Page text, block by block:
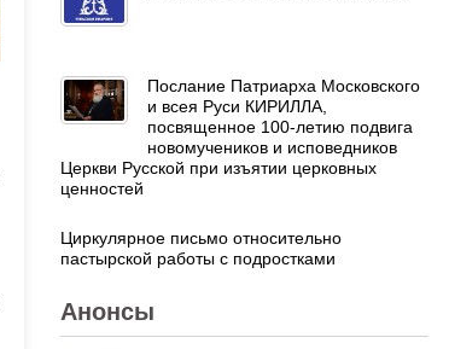
Послание Патриарха Московского
и всея Руси КИРИЛЛА,
посвященное 100-летию подвига
новомучеников и исповедников
Церкви Русской при изъятии церковных
ценностей
Циркулярное письмо относительно
пастырской работы с подростками
Анонсы